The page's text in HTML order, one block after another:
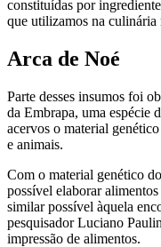
constituídas por
que utilizamos na culinária
Arca de Noé
Parte desses insumos foi
da Embrapa, uma espécie
acervos o material
e animais.
Com o material genético
possível elaborar
similar possível àquela
pesquisador Luciano
impressão de alimentos.